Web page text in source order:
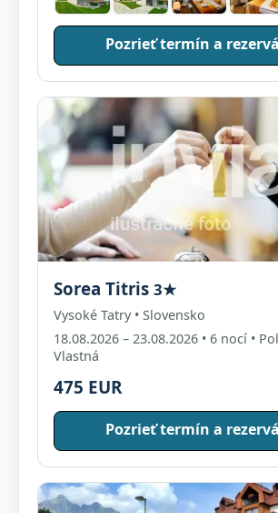
Pozrieť termín a
Sorea Titris 3★
Vysoké Tatry • Slovensko
18.08.2026 – 23.08.2026 • 6 nocí •
Vlastná
475 EUR
Pozrieť termín a